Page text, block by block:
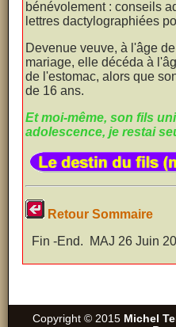
bénévolement : conseils
lettres dactylographiées
Devenue veuve, à l'âge
mariage, elle décéda à
de l'estomac, alors que
de 16 ans.
Et moi-même, son fils
adolescence, je restai
Retour Sommaire
Fin -End. MAJ 26 Juin
Copyright © 2015 Michel